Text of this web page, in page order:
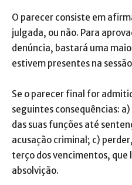
O parecer consiste em
julgada, ou não. Para
denúncia, bastará uma
estivem presentes na
Se o parecer final for
seguintes consequências:
das suas funções até
acusação criminal; c)
terço dos vencimentos, que
absolvição.